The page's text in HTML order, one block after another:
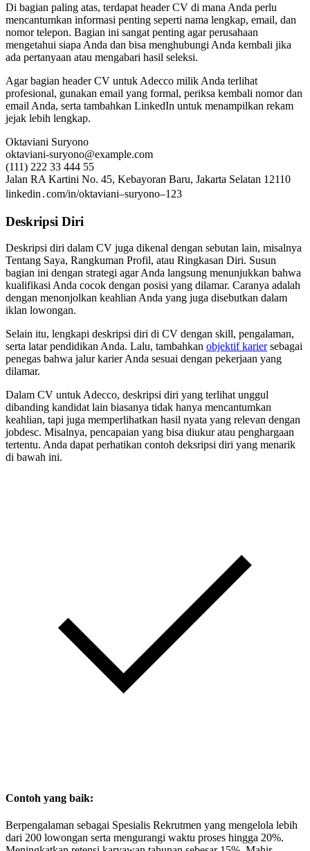
Di bagian paling atas, terdapat header CV di mana Anda perlu
mencantumkan informasi penting seperti nama lengkap, email, dan
nomor telepon. Bagian ini sangat penting agar perusahaan
mengetahui siapa Anda dan bisa menghubungi Anda kembali jika
ada pertanyaan atau mengabari hasil seleksi.
Agar bagian header CV untuk Adecco milik Anda terlihat
profesional, gunakan email yang formal, periksa kembali nomor dan
email Anda, serta tambahkan LinkedIn untuk menampilkan rekam
jejak lebih lengkap.
Oktaviani Suryono
oktaviani-suryono@example.com
(111) 222 33 444 55
Jalan RA Kartini No. 45, Kebayoran Baru, Jakarta Selatan 12110
linkedin․com/in/oktaviani–suryono–123
Deskripsi Diri
Deskripsi diri dalam CV juga dikenal dengan sebutan lain, misalnya
Tentang Saya, Rangkuman Profil, atau Ringkasan Diri. Susun
bagian ini dengan strategi agar Anda langsung menunjukkan bahwa
kualifikasi Anda cocok dengan posisi yang dilamar. Caranya adalah
dengan menonjolkan keahlian Anda yang juga disebutkan dalam
iklan lowongan.
Selain itu, lengkapi deskripsi diri di CV dengan skill, pengalaman,
serta latar pendidikan Anda. Lalu, tambahkan objektif kariersebagai
penegas bahwa jalur karier Anda sesuai dengan pekerjaan yang
dilamar.
Dalam CV untuk Adecco, deskripsi diri yang terlihat unggul
dibanding kandidat lain biasanya tidak hanya mencantumkan
keahlian, tapi juga memperlihatkan hasil nyata yang relevan dengan
jobdesc. Misalnya, pencapaian yang bisa diukur atau penghargaan
tertentu. Anda dapat perhatikan contoh deksripsi diri yang menarik
di bawah ini.
Contoh yang baik:
Berpengalaman sebagai Spesialis Rekrutmen yang mengelola lebih
dari 200 lowongan serta mengurangi waktu proses hingga 20%.